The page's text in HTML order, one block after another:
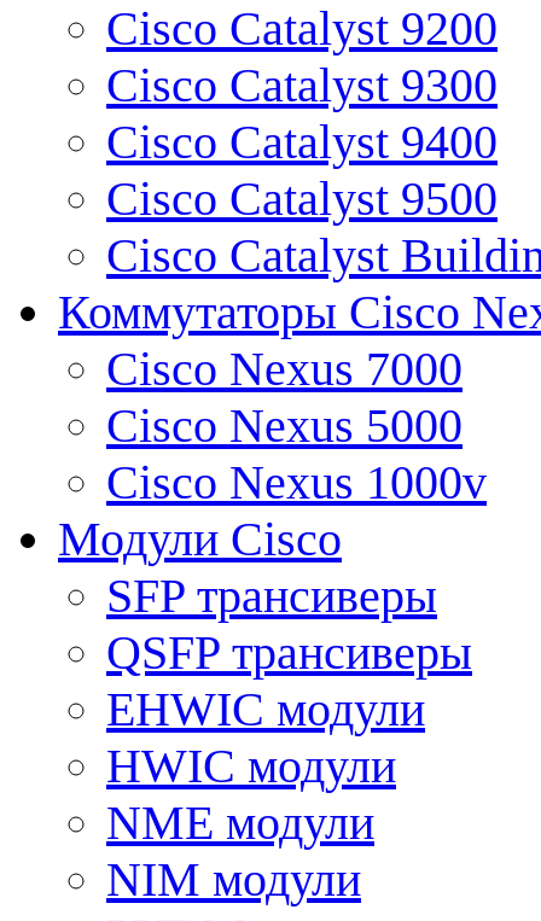
Cisco Catalyst 9200
Cisco Catalyst 9300
Cisco Catalyst 9400
Cisco Catalyst 9500
Cisco Catalyst
Коммутаторы Cisco
Cisco Nexus 7000
Cisco Nexus 5000
Cisco Nexus 1000v
Модули Cisco
SFP трансиверы
QSFP трансиверы
EHWIC модули
HWIC модули
NME модули
NIM модули